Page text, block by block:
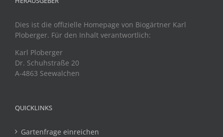
Dies ist die offizielle Homepage von Biogärtner Karl
Ploberger. Für den Inhalt verantwortlich:
Karl Ploberger
Dr. Schuhstraße 20
A-4863 Seewalchen
QUICKLINKS
Gartenfrage einreichen